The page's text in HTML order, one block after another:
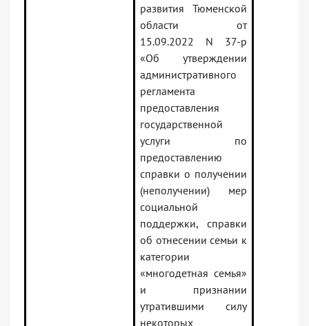
развития Тюменской
области от
15.09.2022 N 37-р
«Об утверждении
административного
регламента
предоставления
государственной
услуги по
предоставлению
справки о получении
(неполучении) мер
социальной
поддержки, справки
об отнесении семьи к
категории
«многодетная семья»
и признании
утратившими силу
некоторых